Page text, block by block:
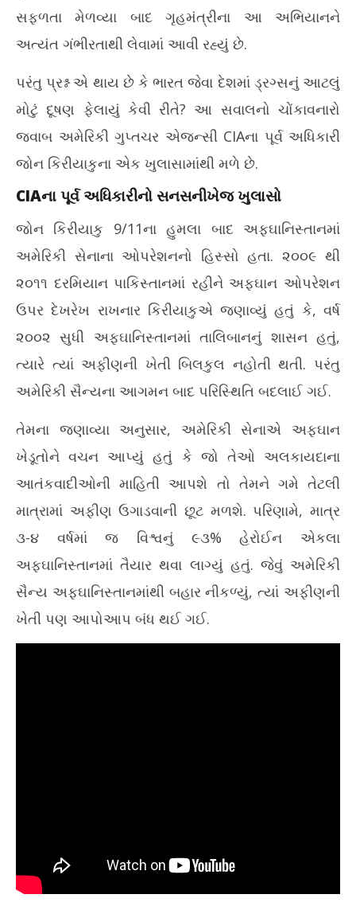
સફળતા મેળવ્યા બાદ ગૃહમંત્રીના આ અભિયાનને
અત્યંત ગંભીરતાથી લેવામાં આવી રહ્યું છે.
પરંતુ પ્રશ્ન એ થાય છે કે ભારત જેવા દેશમાં ડ્રગ્સનું આટલું
મોટું દૂષણ ફેલાયું કેવી રીતે? આ સવાલનો ચોંકાવનારો
જવાબ અમેરિકી ગુપ્તચર એજન્સી CIAના પૂર્વ અધિકારી
જોન કિરીયાકુના એક ખુલાસામાંથી મળે છે.
CIAના પૂર્વ અધિકારીનો સનસનીખેજ ખુલાસો
જોન કિરીયાકુ 9/11ના હુમલા બાદ અફઘાનિસ્તાનમાં
અમેરિકી સેનાના ઓપરેશનનો હિસ્સો હતા. ૨૦૦૯ થી
૨૦૧૧ દરમિયાન પાકિસ્તાનમાં રહીને અફઘાન ઓપરેશન
ઉપર દેખરેખ રાખનાર કિરીયાકુએ જણાવ્યું હતું કે, વર્ષ
૨૦૦૨ સુધી અફઘાનિસ્તાનમાં તાલિબાનનું શાસન હતું,
ત્યારે ત્યાં અફીણની ખેતી બિલકુલ નહોતી થતી. પરંતુ
અમેરિકી સૈન્યના આગમન બાદ પરિસ્થિતિ બદલાઈ ગઈ.
તેમના જણાવ્યા અનુસાર, અમેરિકી સેનાએ અફઘાન
ખેડૂતોને વચન આપ્યું હતું કે જો તેઓ અલકાયદાના
આતંકવાદીઓની માહિતી આપશે તો તેમને ગમે તેટલી
માત્રામાં અફીણ ઉગાડવાની છૂટ મળશે. પરિણામે, માત્ર
૩-૪ વર્ષમાં જ વિશ્વનું ૯૩% હેરોઈન એકલા
અફઘાનિસ્તાનમાં તૈયાર થવા લાગ્યું હતું. જેવું અમેરિકી
સૈન્ય અફઘાનિસ્તાનમાંથી બહાર નીકળ્યું, ત્યાં અફીણની
ખેતી પણ આપોઆપ બંધ થઈ ગઈ.